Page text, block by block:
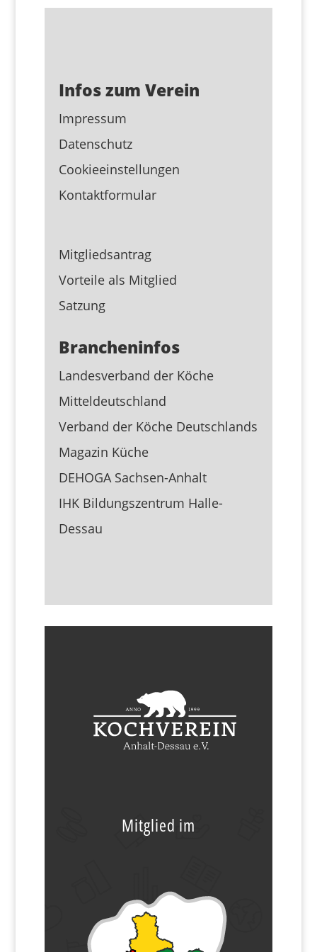
Infos zum Verein
Impressum
Datenschutz
Cookieeinstellungen
Kontaktformular
Mitgliedsantrag
Vorteile als Mitglied
Satzung
Brancheninfos
Landesverband der Köche
Mitteldeutschland
Verband der Köche Deutschlands
Magazin Küche
DEHOGA Sachsen-Anhalt
IHK Bildungszentrum Halle-
Dessau
Mitglied im